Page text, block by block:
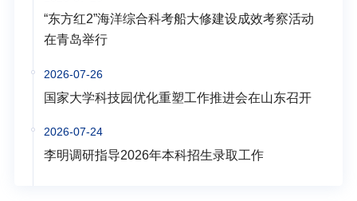
“东方红2”海洋综合科考船大修建设成效考察活动
在青岛举行
2026-07-26
国家大学科技园优化重塑工作推进会在山东召开
2026-07-24
李明调研指导2026年本科招生录取工作